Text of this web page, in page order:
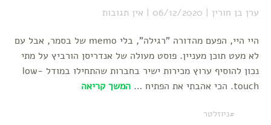
ערן בן חורין 06/12/2020 אין תגובות
היי היי, הפעם מהדורה "רגילה", בלי memo של בסמר, אבל עם
לא מעט תוכן מעניין. פוסט מעולה של אנדריסן הורביץ על מתי
נכון להוסיף ערוץ מכירות ישיר בחברות שהתחילו במודל low-
touch. הכי אהבתי את הפתיח …
המשך קריאה
ניוזלטר